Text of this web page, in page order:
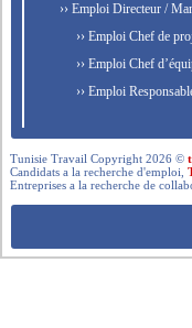
›› Emploi Directeur /
›› Emploi Chef de
›› Emploi Chef
›› Emploi
Tunisie Travail Copyright 2026 ©
Candidats a la recherche d'emploi,
Entreprises a la recherche de